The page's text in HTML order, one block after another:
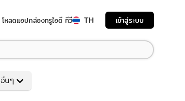
โหลดแอปกล่องทรูไอดี ทีวี TH เข้าสู่ระบบ
อื่นๆ